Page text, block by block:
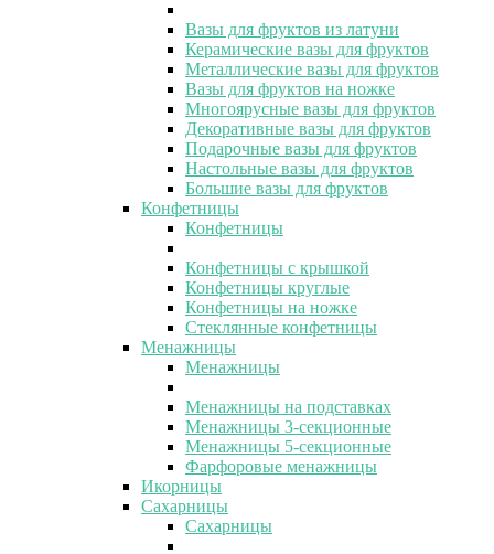
Вазы для фруктов из латуни
Керамические вазы для фруктов
Металлические вазы для фруктов
Вазы для фруктов на ножке
Многоярусные вазы для фруктов
Декоративные вазы для фруктов
Подарочные вазы для фруктов
Настольные вазы для фруктов
Большие вазы для фруктов
Конфетницы
Конфетницы
Конфетницы с крышкой
Конфетницы круглые
Конфетницы на ножке
Стеклянные конфетницы
Менажницы
Менажницы
Менажницы на подставках
Менажницы 3-секционные
Менажницы 5-секционные
Фарфоровые менажницы
Икорницы
Сахарницы
Сахарницы